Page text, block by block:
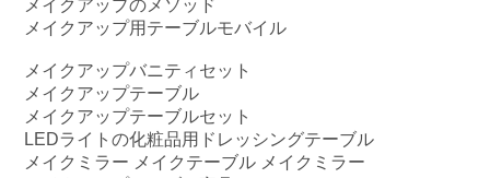
メイクアップテーブル 鏡と椅子